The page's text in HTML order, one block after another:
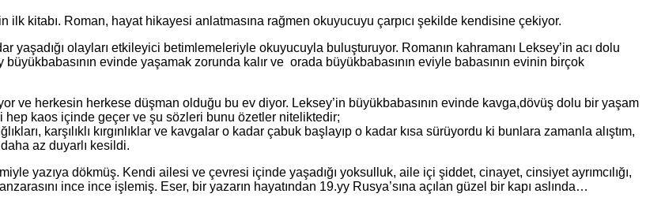
kitabı. Roman, hayat hikayesi anlatmasına rağmen okuyucuyu çarpıcı şekilde kendisine çekiyor.
olayları etkileyici betimlemeleriyle okuyucuyla buluşturuyor. Romanın kahramanı Leksey’in acı dolu
evinde yaşamak zorunda kalır ve orada büyükbabasının eviyle babasının evinin birçok
ve herkesin herkese düşman olduğu bu ev diyor. Leksey’in büyükbabasının evinde kavga,dövüş dolu bir yaşam
kaos içinde geçer ve şu sözleri bunu özetler niteliktedir;
karşılıklı kırgınlıklar ve kavgalar o kadar çabuk başlayıp o kadar kısa sürüyordu ki bunlara zamanla alıştım,
az duyarlı kesildi.
yazıya dökmüş. Kendi ailesi ve çevresi içinde yaşadığı yoksulluk, aile içi şiddet, cinayet, cinsiyet ayrımcılığı,
ince ince işlemiş. Eser, bir yazarın hayatından 19.yy Rusya’sına açılan güzel bir kapı aslında…